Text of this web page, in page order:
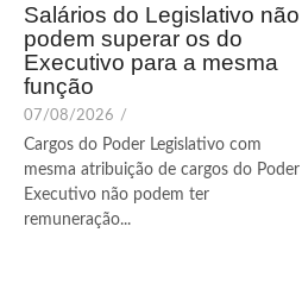
Salários do Legislativo não
podem superar os do
Executivo para a mesma
função
07/08/2026 /
Cargos do Poder Legislativo com
mesma atribuição de cargos do Poder
Executivo não podem ter
remuneração...